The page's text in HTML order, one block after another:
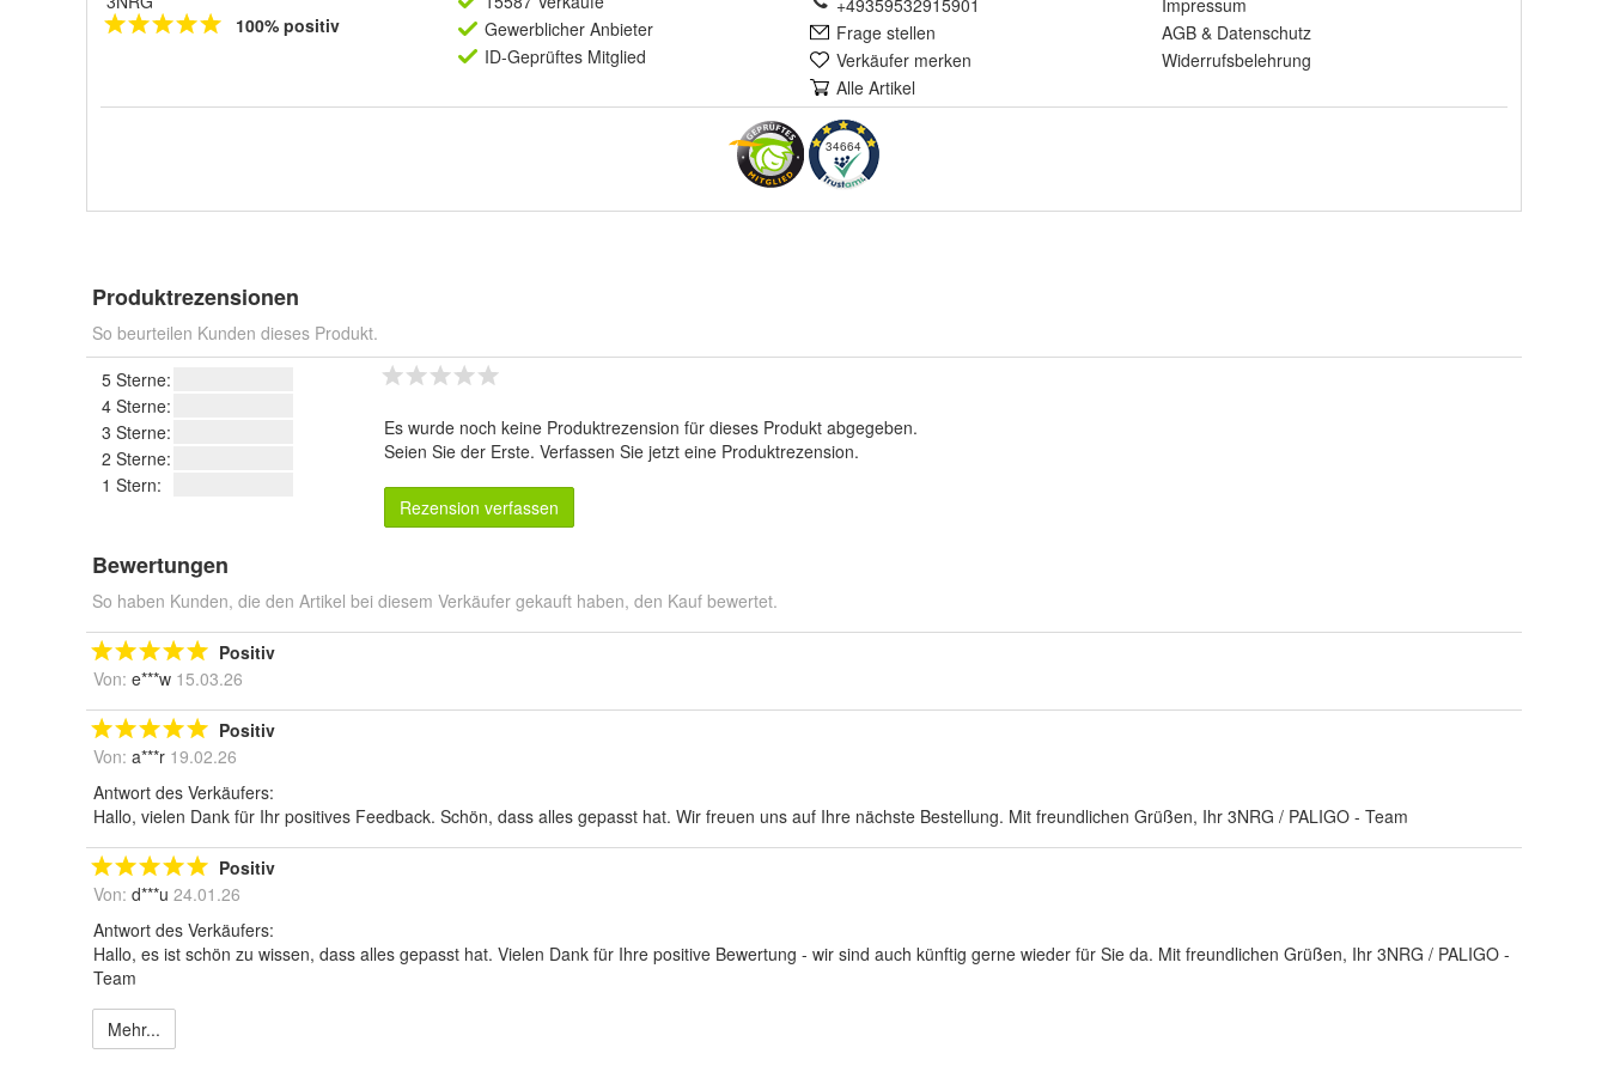
100% positiv
Gewerblicher Anbieter
ID-Geprüftes Mitglied
Frage stellen
Verkäufer merken
Alle Artikel
AGB & Datenschutz
Widerrufsbelehrung
34664
Produktrezensionen
So beurteilen Kunden dieses Produkt.
5 Sterne:
4 Sterne:
3 Sterne:
2 Sterne:
1 Stern:
Es wurde noch keine Produktrezension für dieses Produkt abgegeben.
Seien Sie der Erste. Verfassen Sie jetzt eine Produktrezension.
Rezension verfassen
Bewertungen
So haben Kunden, die den Artikel bei diesem Verkäufer gekauft haben, den Kauf bewertet.
Positiv
Von: e***w 15.03.26
Positiv
Von: a***r 19.02.26
Antwort des Verkäufers:
Hallo, vielen Dank für Ihr positives Feedback. Schön, dass alles gepasst hat. Wir freuen uns auf Ihre nächste Bestellung. Mit freundlichen Grüßen, Ihr 3NRG / PALIGO - Team
Positiv
Von: d***u 24.01.26
Antwort des Verkäufers:
Hallo, es ist schön zu wissen, dass alles gepasst hat. Vielen Dank für Ihre positive Bewertung - wir sind auch künftig gerne wieder für Sie da. Mit freundlichen Grüßen, Ihr 3NRG / PALIGO -
Team
Mehr...